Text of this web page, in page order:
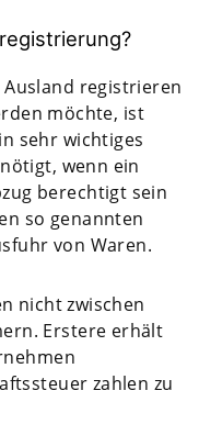
registrieren
möchte, ist
sehr wichtiges
wenn ein
berechtigt sein
so genannten
von Waren.
nicht zwischen
Erstere erhält
zahlen zu